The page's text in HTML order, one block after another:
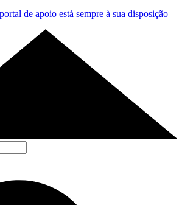
de apoio está sempre à sua disposição